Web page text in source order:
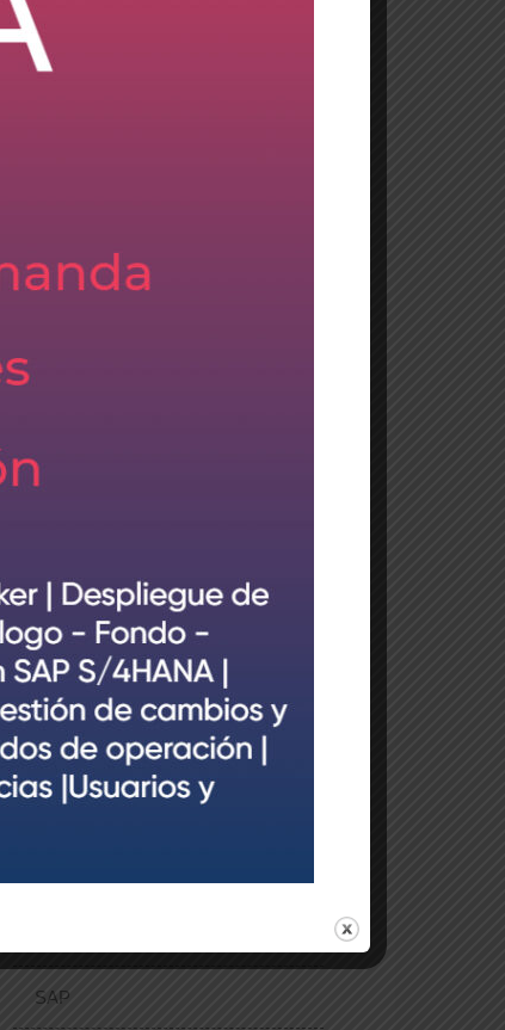
Implementación S/4HANA
Monitorización
S/4HANA
S/4HANA 1610
S/4HANA 1709
SAP